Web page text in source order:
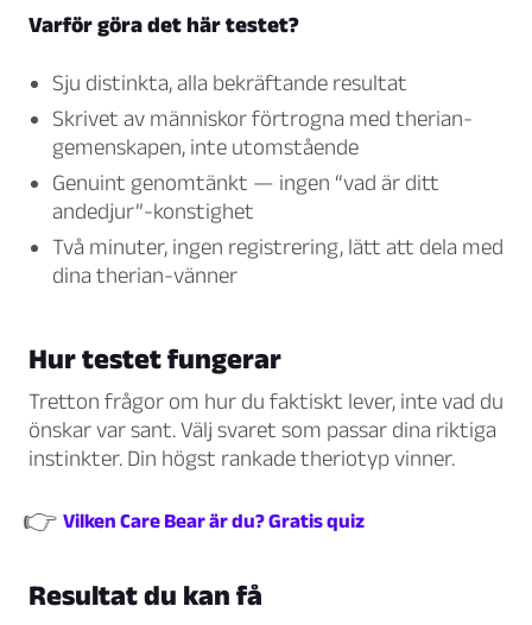
Varför göra det här testet?
Sju distinkta, alla bekräftande resultat
Skrivet av människor förtrogna med therian-
gemenskapen, inte utomstående
Genuint genomtänkt — ingen “vad är ditt
andedjur”-konstighet
Två minuter, ingen registrering, lätt att dela med
dina therian-vänner
Hur testet fungerar
Tretton frågor om hur du faktiskt lever, inte vad du
önskar var sant. Välj svaret som passar dina riktiga
instinkter. Din högst rankade theriotyp vinner.
👉 Vilken Care Bear är du? Gratis quiz
Resultat du kan få